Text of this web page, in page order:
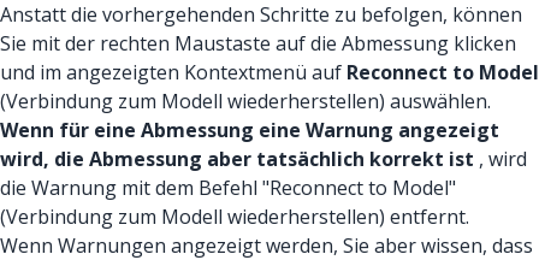
Anstatt die vorhergehenden Schritte zu befolgen, können
Sie mit der rechten Maustaste auf die Abmessung klicken
und im angezeigten Kontextmenü auf Reconnect to Model
(Verbindung zum Modell wiederherstellen) auswählen.
Wenn für eine Abmessung eine Warnung angezeigt
wird, die Abmessung aber tatsächlich korrekt ist , wird
die Warnung mit dem Befehl "Reconnect to Model"
(Verbindung zum Modell wiederherstellen) entfernt.
Wenn Warnungen angezeigt werden, Sie aber wissen, dass